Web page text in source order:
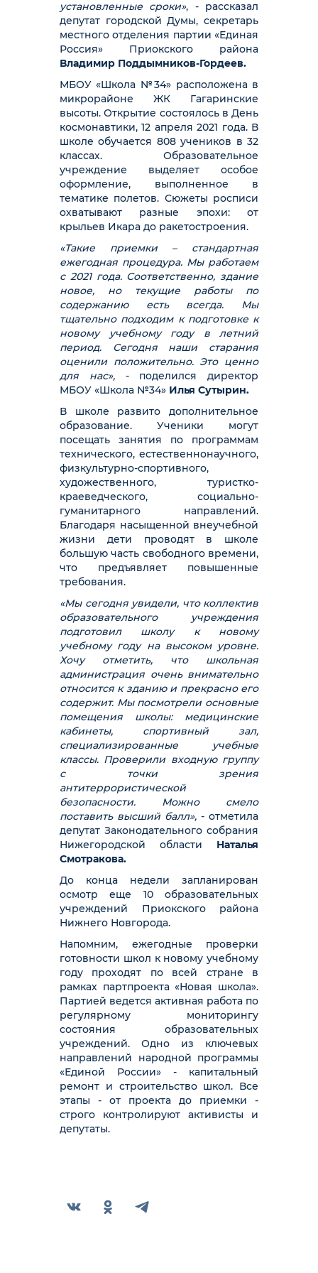
установленные сроки», - рассказал
депутат городской Думы, секретарь
местного отделения партии «Единая
Россия» Приокского района
Владимир Поддымников-Гордеев.
МБОУ «Школа №34» расположена в
микрорайоне ЖК Гагаринские
высоты. Открытие состоялось в День
космонавтики, 12 апреля 2021 года. В
школе обучается 808 учеников в 32
классах. Образовательное
учреждение выделяет особое
оформление, выполненное в
тематике полетов. Сюжеты росписи
охватывают разные эпохи: от
крыльев Икара до ракетостроения.
«Такие приемки – стандартная
ежегодная процедура. Мы работаем
с 2021 года. Соответственно, здание
новое, но текущие работы по
содержанию есть всегда. Мы
тщательно подходим к подготовке к
новому учебному году в летний
период. Сегодня наши старания
оценили положительно. Это ценно
для нас», - поделился директор
МБОУ «Школа №34» Илья Сутырин.
В школе развито дополнительное
образование. Ученики могут
посещать занятия по программам
технического, естественнонаучного,
физкультурно-спортивного,
художественного, туристко-
краеведческого, социально-
гуманитарного направлений.
Благодаря насыщенной внеучебной
жизни дети проводят в школе
большую часть свободного времени,
что предъявляет повышенные
требования.
«Мы сегодня увидели, что коллектив
образовательного учреждения
подготовил школу к новому
учебному году на высоком уровне.
Хочу отметить, что школьная
администрация очень внимательно
относится к зданию и прекрасно его
содержит. Мы посмотрели основные
помещения школы: медицинские
кабинеты, спортивный зал,
специализированные учебные
классы. Проверили входную группу
с точки зрения
антитеррористической
безопасности. Можно смело
поставить высший балл», - отметила
депутат Законодательного собрания
Нижегородской области Наталья
Смотракова.
До конца недели запланирован
осмотр еще 10 образовательных
учреждений Приокского района
Нижнего Новгорода.
Напомним, ежегодные проверки
готовности школ к новому учебному
году проходят по всей стране в
рамках партпроекта «Новая школа».
Партией ведется активная работа по
регулярному мониторингу
состояния образовательных
учреждений. Одно из ключевых
направлений народной программы
«Единой России» - капитальный
ремонт и строительство школ. Все
этапы - от проекта до приемки -
строго контролируют активисты и
депутаты.